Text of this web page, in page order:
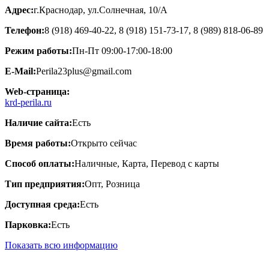
Адрес:г.Краснодар, ул.Cолнечная, 10/А
Телефон:8 (918) 469-40-22, 8 (918) 151-73-17, 8 (989) 818-06-89
Режим работы:Пн-Пт 09:00-17:00-18:00
E-Mail:Perila23plus@gmail.com
Web-страница:
krd-perila.ru
Наличие сайта:Есть
Время работы:Открыто сейчас
Способ оплаты:Наличные, Карта, Перевод с карты
Тип предприятия:Опт, Розница
Доступная среда:Есть
Парковка:Есть
Показать всю информацию